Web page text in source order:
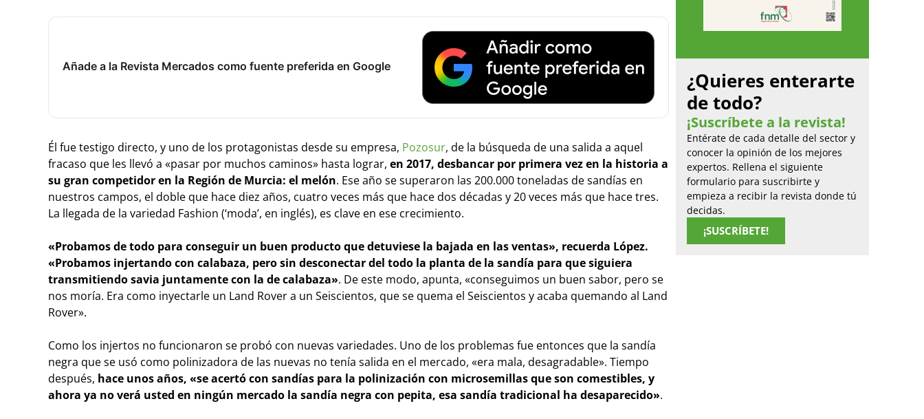
Añade a la Revista Mercados como fuente preferida en Google
Él fue testigo directo, y uno de los protagonistas desde su empresa, Pozosur, de la búsqueda de una salida a aquel
fracaso que les llevó a «pasar por muchos caminos» hasta lograr, en 2017, desbancar por primera vez en la historia a
su gran competidor en la Región de Murcia: el melón. Ese año se superaron las 200.000 toneladas de sandías en
nuestros campos, el doble que hace diez años, cuatro veces más que hace dos décadas y 20 veces más que hace tres.
La llegada de la variedad Fashion (‘moda’, en inglés), es clave en ese crecimiento.
«Probamos de todo para conseguir un buen producto que detuviese la bajada en las ventas», recuerda López.
«Probamos injertando con calabaza, pero sin desconectar del todo la planta de la sandía para que siguiera
transmitiendo savia juntamente con la de calabaza». De este modo, apunta, «conseguimos un buen sabor, pero se
nos moría. Era como inyectarle un Land Rover a un Seiscientos, que se quema el Seiscientos y acaba quemando al Land
Rover».
Como los injertos no funcionaron se probó con nuevas variedades. Uno de los problemas fue entonces que la sandía
negra que se usó como polinizadora de las nuevas no tenía salida en el mercado, «era mala, desagradable». Tiempo
después, hace unos años, «se acertó con sandías para la polinización con microsemillas que son comestibles, y
ahora ya no verá usted en ningún mercado la sandía negra con pepita, esa sandía tradicional ha desaparecido».
¿Quieres enterarte
de todo?
¡Suscríbete a la revista!
Entérate de cada detalle del sector y
conocer la opinión de los mejores
expertos. Rellena el siguiente
formulario para suscribirte y
empieza a recibir la revista donde tú
decidas.
¡SUSCRÍBETE!